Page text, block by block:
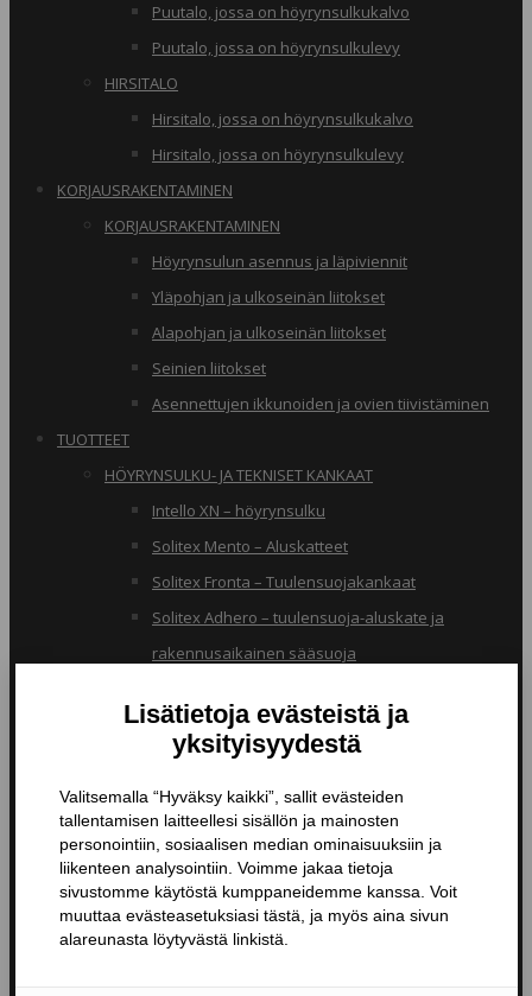
Puutalo, jossa on höyrynsulkukalvo
Puutalo, jossa on höyrynsulkulevy
HIRSITALO
Hirsitalo, jossa on höyrynsulkukalvo
Hirsitalo, jossa on höyrynsulkulevy
KORJAUSRAKENTAMINEN
KORJAUSRAKENTAMINEN
Höyrynsulun asennus ja läpiviennit
Yläpohjan ja ulkoseinän liitokset
Alapohjan ja ulkoseinän liitokset
Seinien liitokset
Asennettujen ikkunoiden ja ovien tiivistäminen
TUOTTEET
HÖYRYNSULKU- JA TEKNISET KANKAAT
Intello XN – höyrynsulku
Solitex Mento – Aluskatteet
Solitex Fronta – Tuulensuojakankaat
Solitex Adhero – tuulensuoja-aluskate ja
rakennusaikainen sääsuoja
TIIVISTYSTUOTTEET
Butyylinauhat ja -teipit
Liitosnauhat
Läpiviennit
Tiivistyspinnoitteet ja -massat
Tiivistysteipit
Pohjustusaineet ja tarvikkeet